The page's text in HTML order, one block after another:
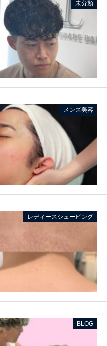
未分類
メンズ美容
レディースシェービング
BLOG